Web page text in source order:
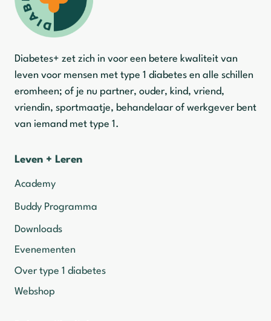
Diabetes+ zet zich in voor een betere kwaliteit van
leven voor mensen met type 1 diabetes en alle schillen
eromheen; of je nu partner, ouder, kind, vriend,
vriendin, sportmaatje, behandelaar of werkgever bent
van iemand met type 1.
Leven + Leren
Academy
Buddy Programma
Downloads
Evenementen
Over type 1 diabetes
Webshop